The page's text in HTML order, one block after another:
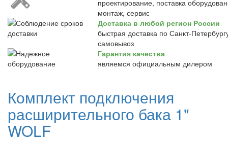
проектирование, поставка
монтаж, сервис
Доставка в любой регион России
быстрая доставка по Санкт-
самовывоз
Гарантия качества
являемся официальным дилером
Комплект подключения
расширительного бака 1"
WOLF